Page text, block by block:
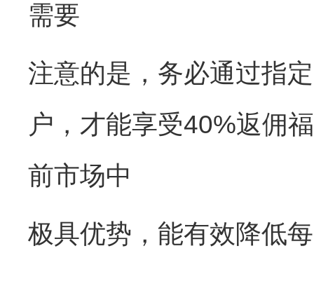
需要
注意的是，务必通过指
户，才能享受40%返佣
前市场中
极具优势，能有效降低